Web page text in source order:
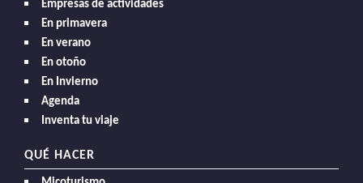
Empresas de actividades
En primavera
En verano
En otoño
En Invierno
Agenda
Inventa tu viaje
QUÉ HACER